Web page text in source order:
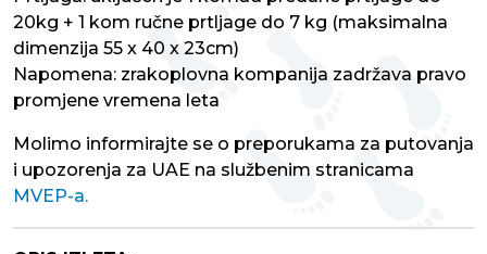
20kg + 1 kom ručne prtljage do 7 kg (maksimalna
dimenzija 55 x 40 x 23cm)
Napomena: zrakoplovna kompanija zadržava pravo
promjene vremena leta
Molimo informirajte se o preporukama za putovanja
i upozorenja za UAE na službenim stranicama
MVEP-a.